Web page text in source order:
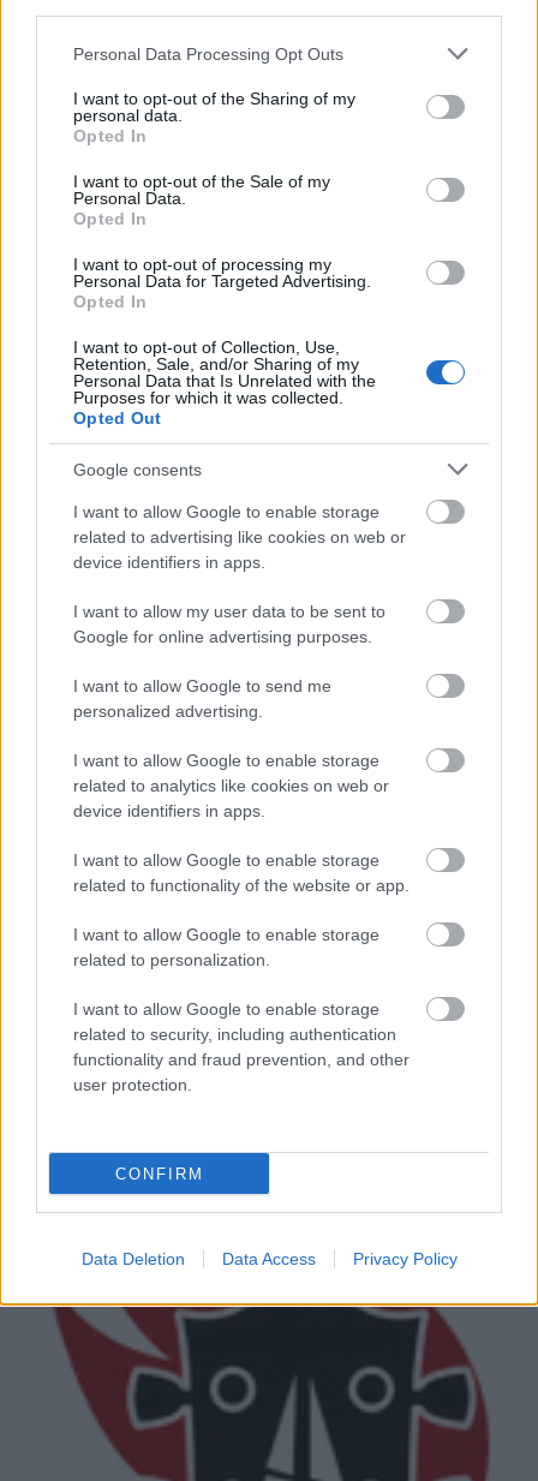
Please note that this website/app uses one or more Google
not limited to your visit or usage behaviour. You may click to
grant or deny consent to Google and its third-party tags to
use your data for below specified purposes in below Google
consent section.
Personal Data Processing Opt Outs
I want to opt-out of the Sharing of my
personal data.
Opted In
I want to opt-out of the Sale of my
Personal Data.
Opted In
I want to opt-out of processing my
Personal Data for Targeted Advertising.
Opted In
I want to opt-out of Collection, Use,
Retention, Sale, and/or Sharing of my
Personal Data that Is Unrelated with the
Purposes for which it was collected.
Opted Out
Google consents
I want to allow Google to enable storage
related to advertising like cookies on web or
device identifiers in apps.
I want to allow my user data to be sent to
Google for online advertising purposes.
I want to allow Google to send me
personalized advertising.
I want to allow Google to enable storage
related to analytics like cookies on web or
device identifiers in apps.
I want to allow Google to enable storage
related to functionality of the website or app.
I want to allow Google to enable storage
related to personalization.
I want to allow Google to enable storage
related to security, including authentication
functionality and fraud prevention, and other
user protection.
CONFIRM
Data Deletion Data Access Privacy Policy
Pókembert molesztálták
gyerekkorában – Black Lips-
lemezkritika
Ez történt még 2011-ben #7
Sajó Dávid•2012. január 12.
Black Lips – Arabia Mountain
(Vice Records)
A tavalyi év egyik kellemes meglepetése volt a
Arabia Mountain
című hatodik lemeze, ami